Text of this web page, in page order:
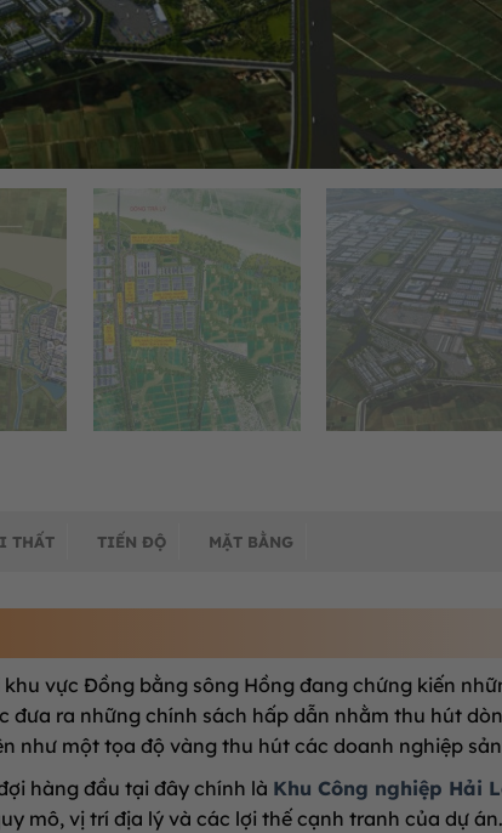
THẤT TIẾN ĐỘ MẶT BẰNG
vực Đồng bằng sông Hồng đang chứng kiến
đưa ra những chính sách hấp dẫn nhằm thu hút
như một tọa độ vàng thu hút các doanh nghiệp
hàng đầu tại đây chính là Khu Công nghiệp Hải
mô, vị trí địa lý và các lợi thế cạnh tranh của dự